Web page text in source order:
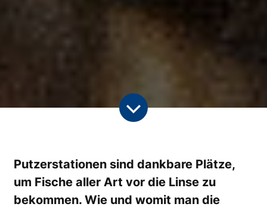
Putzerstationen sind dankbare Plätze,
um Fische aller Art vor die Linse zu
bekommen. Wie und womit man die